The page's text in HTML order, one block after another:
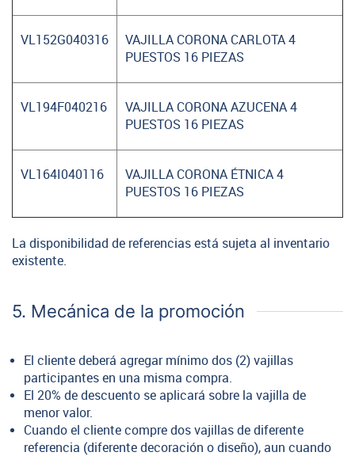
VL152G040316
VAJILLA CORONA CARLOTA 4
PUESTOS 16 PIEZAS
VL194F040216
VAJILLA CORONA AZUCENA 4
PUESTOS 16 PIEZAS
VL164I040116
VAJILLA CORONA ÉTNICA 4
PUESTOS 16 PIEZAS
La disponibilidad de referencias está sujeta al inventario
existente.
5. Mecánica de la promoción
El cliente deberá agregar mínimo dos (2) vajillas
participantes en una misma compra.
El 20% de descuento se aplicará sobre la vajilla de
menor valor.
Cuando el cliente compre dos vajillas de diferente
referencia (diferente decoración o diseño), aun cuando